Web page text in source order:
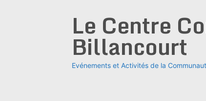
Le Centre
Billancourt
Evénements et Activités de la